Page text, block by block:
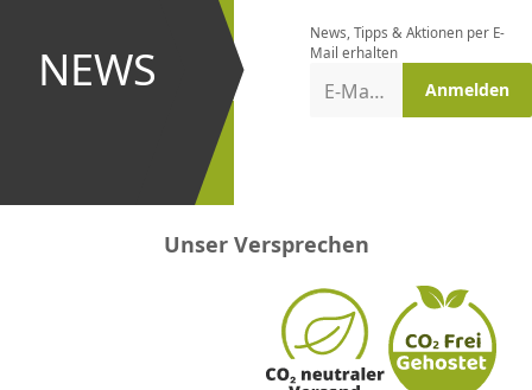
NEWS
und bei
Aktionen
News, Tipps & Aktionen per E-
Mail erhalten
E-Mail-Adresse Anmelden
Unser Versprechen